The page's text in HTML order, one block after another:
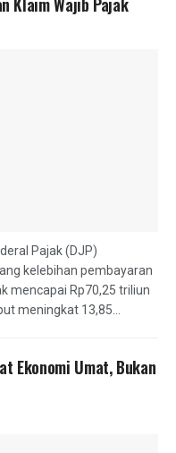
Pajak (DJP)
kelebihan pembayaran
mencapai Rp70,25 triliun
meningkat 13,85...
Ekonomi Umat, Bukan